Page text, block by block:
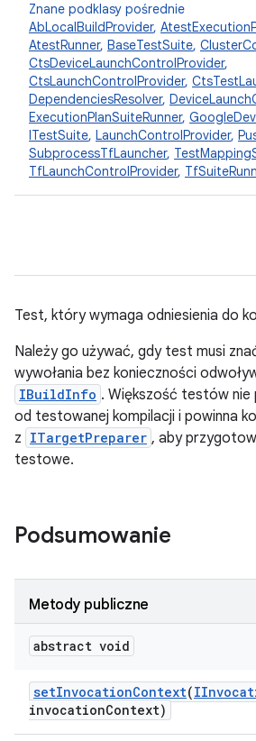
Znane podklasy pośrednie
AbLocalBuildProvider,
AtestRunner, BaseTestSuite,
CtsDeviceLaunchControlProvider,
CtsLaunchControlProvider,
DependenciesResolver,
ExecutionPlanSuiteRunner,
ITestSuite, LaunchControlProvider,
SubprocessTfLauncher,
TfLaunchControlProvider,
Test, który wymaga odniesienia do
Należy go używać, gdy test musi
wywołania bez konieczności
IBuildInfo . Większość testów nie
od testowanej kompilacji i powinna
z ITargetPreparer , aby
testowe.
Podsumowanie
Metody publiczne
abstract void
setInvocationContext(
invocationContext)